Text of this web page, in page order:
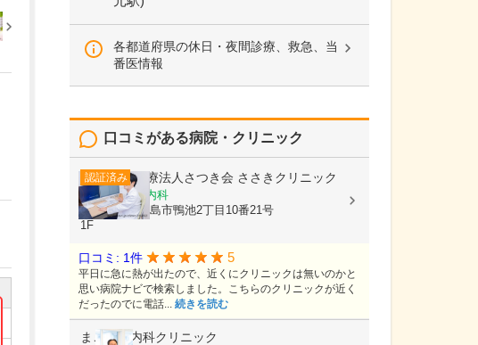
各都道府県の休日・夜間診療、救急、当
番医情報
口コミがある病院・クリニック
認証済み 医療法人さつき会 ささきクリニック
内科, 循環器内科
鹿児島県鹿児島市鴨池2丁目10番21号
1F
口コミ: 1件 5
平日に急に熱が出たので、近くにクリニックは無いのかと
思い病院ナビで検索しました。こちらのクリニックが近く
だったのでに電話... 続きを読む
まごころ内科クリニック